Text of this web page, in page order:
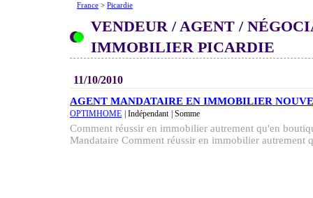
France > Picardie
VENDEUR / AGENT /
IMMOBILIER PICARDIE
11/10/2010
AGENT MANDATAIRE EN IMMOBILIER
OPTIMHOME | Indépendant | Somme
Comment réussir en immobilier autrement qu'en
Mandataire Comment réussir en immobilier autrement